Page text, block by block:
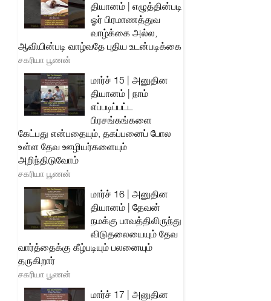
தியானம் | எழுத்தின்படி
ஓர் பிரமாணத்துவ
வாழ்க்கை அல்ல,
ஆவியின்படி வாழ்வதே புதிய உடன்படிக்கை
சகரியா பூணன்
மார்ச் 15 | அனுதின
தியானம் | நாம்
எப்படிப்பட்ட
பிரசங்கங்களை
கேட்பது என்பதையும், தகப்பனைப் போல
உள்ள தேவ ஊழியர்களையும்
அறிந்திடுவோம்
சகரியா பூணன்
மார்ச் 16 | அனுதின
தியானம் | தேவன்
நமக்கு பாவத்திலிருந்து
விடுதலையையும் தேவ
வார்த்தைக்கு கீழ்படியும் பலனையும்
தருகிறார்
சகரியா பூணன்
மார்ச் 17 | அனுதின